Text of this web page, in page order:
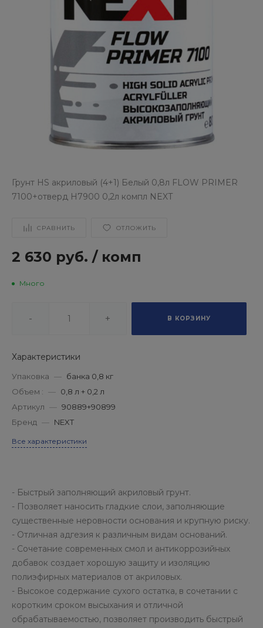
Грунт HS акриловый (4+1) Белый 0,8л FLOW PRIMER
7100+отверд H7900 0,2л компл NEXT
СРАВНИТЬ ОТЛОЖИТЬ
2 630 руб. / комп
Много
- + В КОРЗИНУ
Характеристики
Упаковка — банка 0,8 кг
Объем : — 0,8 л + 0,2 л
Артикул — 90889+90899
Бренд — NEXT
Все характеристики
- Быстрый заполняющий акриловый грунт.
- Позволяет наносить гладкие слои, заполняющие
существенные неровности основания и крупную риску.
- Отличная адгезия к различным видам оснований.
- Сочетание современных смол и антикоррозийных
добавок создает хорошую защиту и изоляцию
полиэфирных материалов от акриловых.
- Высокое содержание сухого остатка, в сочетании с
коротким сроком высыхания и отличной
обрабатываемостью, позволяет производить быстрый